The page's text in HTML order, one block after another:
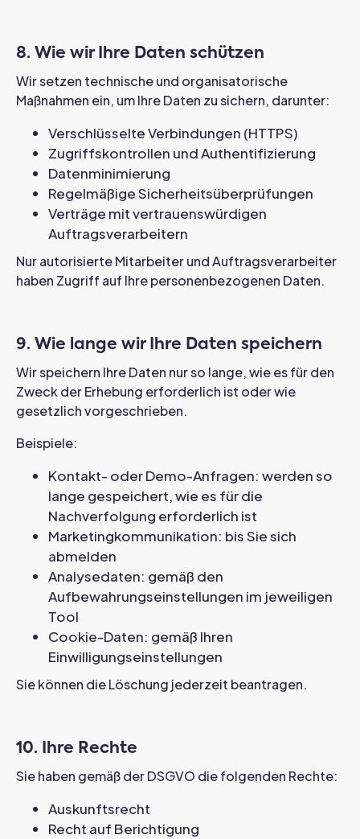
8. Wie wir Ihre Daten schützen
Wir setzen technische und organisatorische
Maßnahmen ein, um Ihre Daten zu sichern, darunter:
Verschlüsselte Verbindungen (HTTPS)
Zugriffskontrollen und Authentifizierung
Datenminimierung
Regelmäßige Sicherheitsüberprüfungen
Verträge mit vertrauenswürdigen
Auftragsverarbeitern
Nur autorisierte Mitarbeiter und Auftragsverarbeiter
haben Zugriff auf Ihre personenbezogenen Daten.
9. Wie lange wir Ihre Daten speichern
Wir speichern Ihre Daten nur so lange, wie es für den
Zweck der Erhebung erforderlich ist oder wie
gesetzlich vorgeschrieben.
Beispiele:
Kontakt- oder Demo-Anfragen: werden so
lange gespeichert, wie es für die
Nachverfolgung erforderlich ist
Marketingkommunikation: bis Sie sich
abmelden
Analysedaten: gemäß den
Aufbewahrungseinstellungen im jeweiligen
Tool
Cookie-Daten: gemäß Ihren
Einwilligungseinstellungen
Sie können die Löschung jederzeit beantragen.
10. Ihre Rechte
Sie haben gemäß der DSGVO die folgenden Rechte:
Auskunftsrecht
Recht auf Berichtigung